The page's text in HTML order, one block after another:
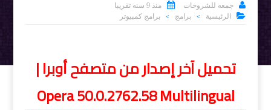
 جمعه للشروحات 
منذ 9 سنه تقريبا

الرئيسية > برامج > برامج كمبيوتر
تحميل آخر إصدار من متصفح أوبرا |
Opera 50.0.2762.58 Multilingual